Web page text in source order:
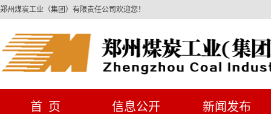
郑州煤炭工业（集团）有限责任公司欢迎您！
首 页 信息公开 新闻发布